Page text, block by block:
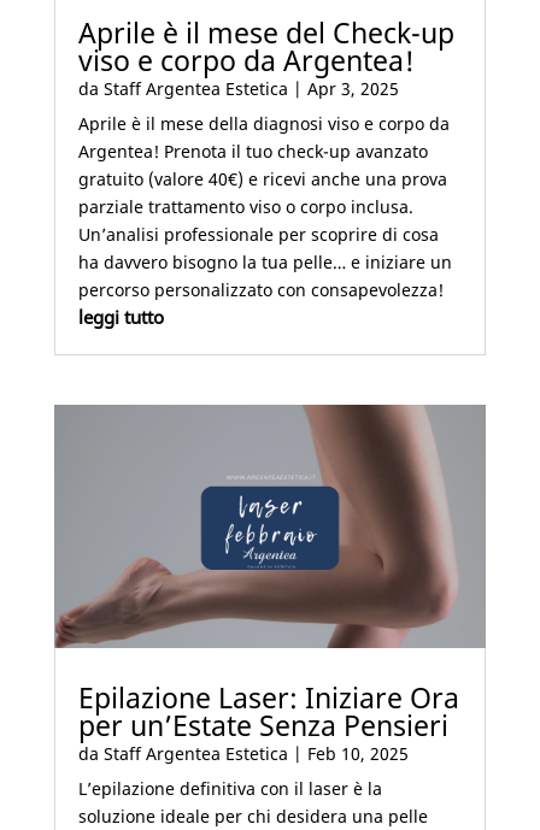
Aprile è il mese del Check-up
viso e corpo da Argentea!
da Staff Argentea Estetica | Apr 3, 2025
Aprile è il mese della diagnosi viso e corpo da
Argentea! Prenota il tuo check-up avanzato
gratuito (valore 40€) e ricevi anche una prova
parziale trattamento viso o corpo inclusa.
Un’analisi professionale per scoprire di cosa
ha davvero bisogno la tua pelle… e iniziare un
percorso personalizzato con consapevolezza!
leggi tutto
Epilazione Laser: Iniziare Ora
per un’Estate Senza Pensieri
da Staff Argentea Estetica | Feb 10, 2025
L’epilazione definitiva con il laser è la
soluzione ideale per chi desidera una pelle